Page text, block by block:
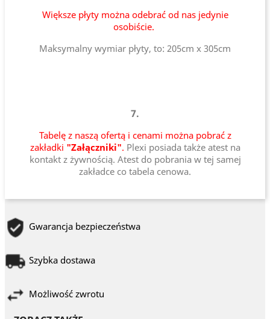
Większe płyty można odebrać od nas jedynie
osobiście.
Maksymalny wymiar płyty, to: 205cm x 305cm
7.
Tabelę z naszą ofertą i cenami można pobrać z
zakładki "Załączniki". Plexi posiada także atest na
kontakt z żywnością. Atest do pobrania w tej samej
zakładce co tabela cenowa.
Gwarancja bezpieczeństwa
Szybka dostawa
Możliwość zwrotu